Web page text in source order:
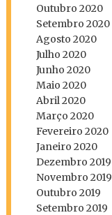
Outubro 2020
Setembro 2020
Agosto 2020
Julho 2020
Junho 2020
Maio 2020
Abril 2020
Março 2020
Fevereiro 2020
Janeiro 2020
Dezembro 2019
Novembro 2019
Outubro 2019
Setembro 2019